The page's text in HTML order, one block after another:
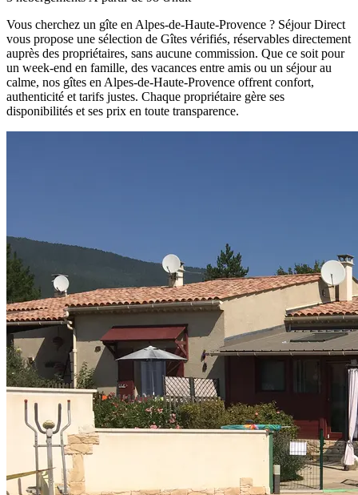
Vous cherchez un gîte en Alpes-de-Haute-Provence ? Séjour Direct
vous propose une sélection de Gîtes vérifiés, réservables directement
auprès des propriétaires, sans aucune commission. Que ce soit pour
un week-end en famille, des vacances entre amis ou un séjour au
calme, nos gîtes en Alpes-de-Haute-Provence offrent confort,
authenticité et tarifs justes. Chaque propriétaire gère ses
disponibilités et ses prix en toute transparence.